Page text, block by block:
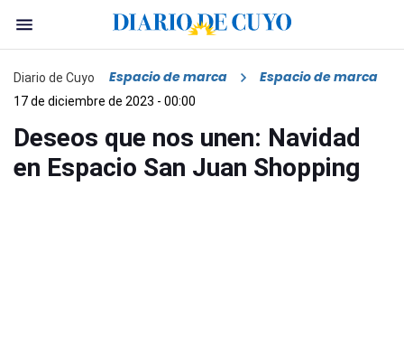
Diario de Cuyo Espacio de marca Espacio de marca
17 de diciembre de 2023 - 00:00
Deseos que nos unen: Navidad
en Espacio San Juan Shopping